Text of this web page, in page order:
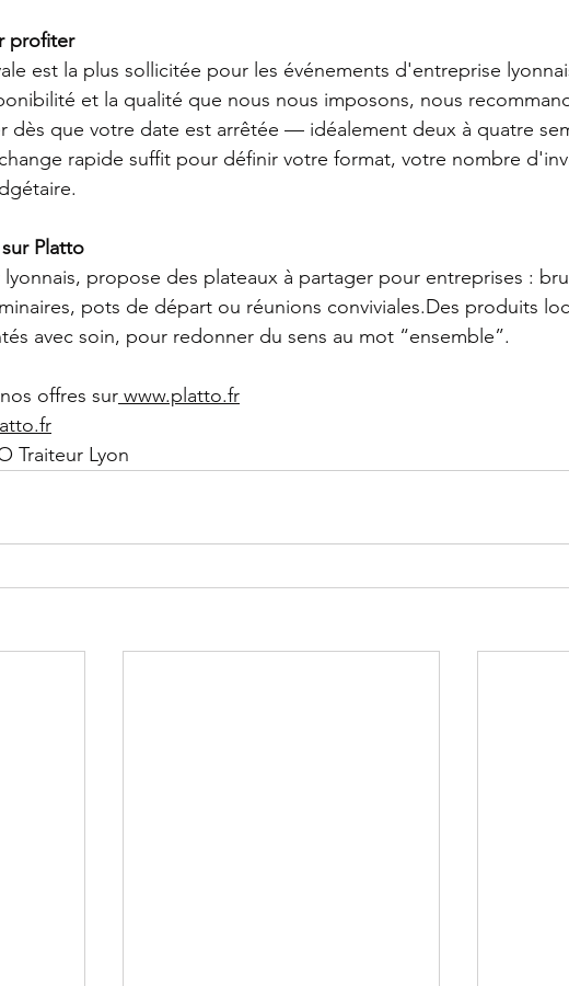
profiter
est la plus sollicitée pour les événements d'entreprise
et la qualité que nous nous imposons, nous
dès que votre date est arrêtée — idéalement deux à quatre
rapide suffit pour définir votre format, votre nombre
Platto
propose des plateaux à partager pour entreprises :
pots de départ ou réunions conviviales.Des produits
avec soin, pour redonner du sens au mot “ensemble”.
offres sur www.platto.fr
Traiteur Lyon